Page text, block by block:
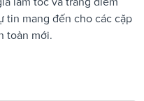
tin mang đến cho các cặp
toàn mới.